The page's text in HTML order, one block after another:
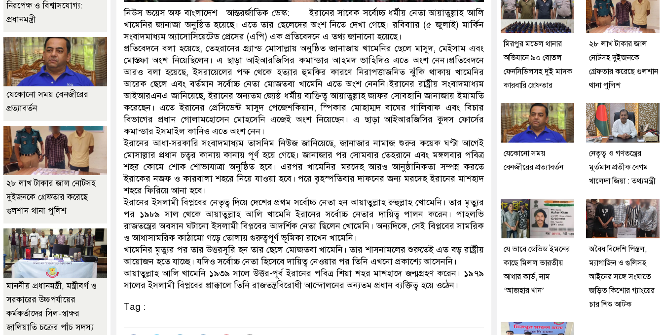
নিউস ভয়েস অফ বাংলাদেশ আন্তরর্জাতিক ডেস্ক: ইরানের সাবেক সর্বোচ্চ ধর্মীয় নেতা আয়াতুল্লাহ আলি
খামেনির জানাজা অনুষ্ঠিত হয়েছে। এতে তার ছেলেদের অংশ নিতে দেখা গেছে। রবিবাার (৫ জুলাই) মার্কিন
সংবাদমাধ্যম অ্যাসোসিয়েটেড প্রেসের (এপি) এক প্রতিবেদনে এ তথ্য জানানো হয়েছে।
প্রতিবেদনে বলা হয়েছে, তেহরানের গ্র্যান্ড মোসাল্লায় অনুষ্ঠিত জানাজায় খামেনির ছেলে মাসুদ, মেইসাম এবং
মোস্তফা অংশ নিয়েছিলেন। এ ছাড়া আইআরজিসির কমান্ডার আহমদ ভাহিদিও এতে অংশ নেন।প্রতিবেদনে
আরও বলা হয়েছে, ইসরায়েলের পক্ষ থেকে হত্যার হুমকির কারণে নিরাপত্তাজনিত ঝুঁকি থাকায় খামেনির
আরেক ছেলে এবং বর্তমান সর্বোচ্চ নেতা মোজতবা খামেনি এতে অংশ নেননি।ইরানের রাষ্ট্রীয় সংবাদমাধ্যম
আইআরএনএ জানিয়েছে, ইরানের অন্যতম জ্যেষ্ঠ ধর্মীয় ব্যক্তিত্ব আয়াতুল্লাহ জাফর সোবহানি জানাজায় ইমামতি
করেছেন। এতে ইরানের প্রেসিডেন্ট মাসুদ পেজেশকিয়ান, স্পিকার মোহাম্মদ বাঘের গালিবাফ এবং বিচার
বিভাগের প্রধান গোলামহোসেন মোহসেনি এজেই অংশ নিয়েছেন। এ ছাড়া আইআরজিসির কুদস ফোর্সের
কমান্ডার ইসমাইল কানিও এতে অংশ নেন।
ইরানের আধা-সরকারি সংবাদমাধ্যম তাসনিম নিউজ জানিয়েছে, জানাজার নামাজ শুরুর কয়েক ঘণ্টা আগেই
মোসাল্লার প্রধান চত্বর কানায় কানায় পূর্ণ হয়ে গেছে। জানাজার পর সোমবার তেহরানে এবং মঙ্গলবার পবিত্র
শহর কোমে শোক শোভাযাত্রা অনুষ্ঠিত হবে। এরপর খামেনির মরদেহ আরও আনুষ্ঠানিকতা সম্পন্ন করতে
ইরাকের নজফ ও কারবালা শহরে নিয়ে যাওয়া হবে। পরে বৃহস্পতিবার দাফনের জন্য মরদেহ ইরানের মাশহাদ
শহরে ফিরিয়ে আনা হবে।
ইরানের ইসলামী বিপ্লবের নেতৃত্ব দিয়ে দেশের প্রথম সর্বোচ্চ নেতা হন আয়াতুল্লাহ রুহুল্লাহ খোমেনি। তার মৃত্যুর
পর ১৯৮৯ সাল থেকে আয়াতুল্লাহ আলি খামেনি ইরানের সর্বোচ্চ নেতার দায়িত্ব পালন করেন। পাহলভি
রাজতন্ত্রের অবসান ঘটানো ইসলামী বিপ্লবের আদর্শিক নেতা ছিলেন খোমেনি। অন্যদিকে, সেই বিপ্লবের সামরিক
ও আধাসামরিক কাঠামো গড়ে তোলায় গুরুত্বপূর্ণ ভূমিকা রাখেন খামেনি।
খামেনির মৃত্যুর পর তার উত্তরসূরি হন তার ছেলে মোজতবা খামেনি। তার শাসনামলের শুরুতেই এত বড় রাষ্ট্রীয়
আয়োজন হতে যাচ্ছে। যদিও সর্বোচ্চ নেতা হিসেবে দায়িত্ব নেওয়ার পর তিনি এখনো প্রকাশ্যে আসেননি।
আয়াতুল্লাহ আলি খামেনি ১৯৩৯ সালে উত্তর-পূর্ব ইরানের পবিত্র শিয়া শহর মাশহাদে জন্মগ্রহণ করেন। ১৯৭৯
সালের ইসলামী বিপ্লবের প্রাক্কালে তিনি রাজতন্ত্রবিরোধী আন্দোলনের অন্যতম প্রধান ব্যক্তিত্ব হয়ে ওঠেন।
Tag :
নিরপেক্ষ ও বিশ্বাসযোগ্য:
প্রধানমন্ত্রী
যেকোনো সময় বেনজীরের
প্রত্যাবর্তন
২৮ লাখ টাকার জাল নোটসহ
দুইজনকে গ্রেফতার করেছে
গুলশান থানা পুলিশ
মাননীয় প্রধানমন্ত্রী, মন্ত্রীবর্গ ও
সরকারের উচ্চপর্যায়ের
কর্মকর্তাদের সিল-স্বাক্ষর
জালিয়াতি চক্রের পাঁচ সদস্য
মিরপুর মডেল থানার
অভিযানে ৯০ বোতল
ফেনসিডিলসহ দুই মাদক
কারবারি গ্রেফতার
২৮ লাখ টাকার জাল
নোটসহ দুইজনকে
গ্রেফতার করেছে গুলশান
থানা পুলিশ
যেকোনো সময়
বেনজীরের প্রত্যাবর্তন
নেতৃত্ব ও গণতন্ত্রের
মূর্তমান প্রতীক বেগম
খালেদা জিয়া : তথ্যমন্ত্রী
যে ভাবে ডেভিড ইমনের
কাছে মিলল ভারতীয়
আধার কার্ড, নাম
‘আজহার খান’
অবৈধ বিদেশি পিস্তল,
ম্যাগাজিন ও গুলিসহ
আইনের সঙ্গে সংঘাতে
জড়িত কিশোর গ্যাংয়ের
চার শিশু আটক